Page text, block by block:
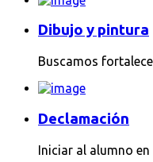
Dibujo y pintura
Buscamos
Declamación
Iniciar al alumno